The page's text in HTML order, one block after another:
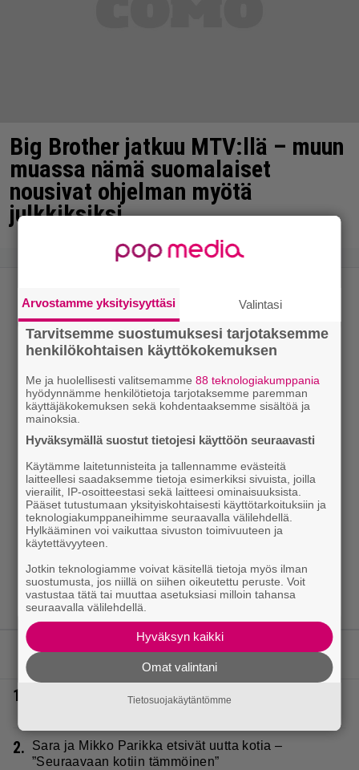
Big Brother jatkuu MTV:llä – muun
muassa nämä suomalaiset
nousivat ohjelman myötä
julkkiksiksi
LUETUIMMAT JUTUT
1.
Eurojackpotissa poksahti 32,7 miljoonaa, ja tänne
Suomen isoin voitto meni
2.
Sara ja Mikko Parikka etsivät uutta kotia –
”Seuraavaan kotiin tämmöinen”
Arvostamme yksityisyyttäsi Valintasi
Tarvitsemme suostumuksesi tarjotaksemme
henkilökohtaisen käyttökokemuksen
Me ja huolellisesti valitsemamme88 teknologiakumppania
hyödynnämme henkilötietoja tarjotaksemme paremman
käyttäjäkokemuksen sekä kohdentaaksemme sisältöä ja
mainoksia.
Hyväksymällä suostut tietojesi käyttöön seuraavasti
Käytämme laitetunnisteita ja tallennamme evästeitä
laitteellesi saadaksemme tietoja esimerkiksi sivuista, joilla
vierailit, IP-osoitteestasi sekä laitteesi ominaisuuksista.
Pääset tutustumaan yksityiskohtaisesti käyttötarkoituksiin ja
teknologiakumppaneihimme seuraavalla välilehdellä.
Hylkääminen voi vaikuttaa sivuston toimivuuteen ja
käytettävyyteen.
Jotkin teknologiamme voivat käsitellä tietoja myös ilman
suostumusta, jos niillä on siihen oikeutettu peruste. Voit
vastustaa tätä tai muuttaa asetuksiasi milloin tahansa
seuraavalla välilehdellä.
Hyväksyn kaikki
Omat valintani
Tietosuojakäytäntömme